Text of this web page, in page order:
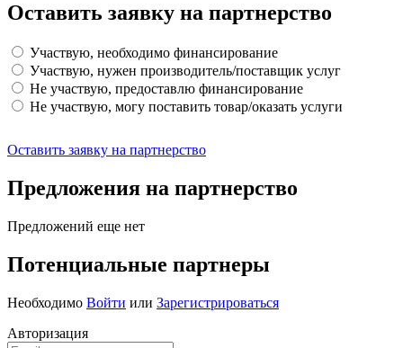
Оставить заявку на партнерство
Участвую, необходимо финансирование
Участвую, нужен производитель/поставщик услуг
Не участвую, предоставлю финансирование
Не участвую, могу поставить товар/оказать услуги
Оставить заявку на партнерство
Предложения на партнерство
Предложений еще нет
Потенциальные партнеры
Необходимо Войти или Зарегистрироваться
Авторизация